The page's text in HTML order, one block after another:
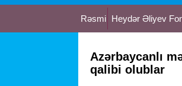
Rəsmi Heydər Əliyev
Azərbaycanlı
qalibi olublar